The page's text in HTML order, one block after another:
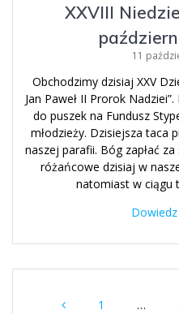
XXVIII
11
Obchodzimy dzisiaj XXV
Jan Paweł II Prorok
do puszek na Fundusz
młodzieży. Dzisiejsza taca
naszej parafii. Bóg zapłać
różańcowe dzisiaj w
natomiast w ciągu
Strona
1 …